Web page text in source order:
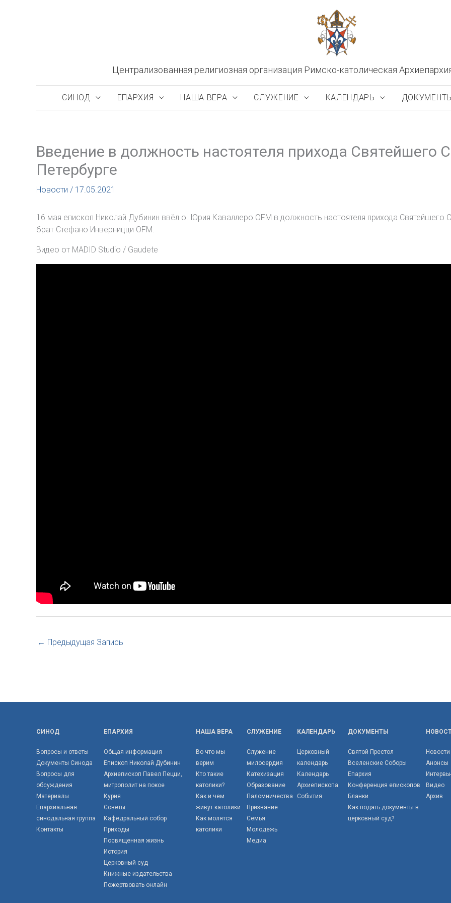
Централизованная религиозная организация Римско-католическая
СИНОД ЕПАРХИЯ НАША ВЕРА СЛУЖЕНИЕ КАЛЕНДАРЬ
Введение в должность настоятеля прихода Святейшего
Петербурге
Новости / 17.05.2021
16 мая епископ Николай Дубинин ввёл о. Юрия Каваллеро OFM в должность настоятеля прихода Святейшего
брат Стефано Инверницци OFM.
Видео от MADID Studio / Gaudete
← Предыдущая Запись
СИНОД
Вопросы и ответы
Документы Синода
Вопросы для
обсуждения
Материалы
Епархиальная
синодальная группа
Контакты
ЕПАРХИЯ
Общая информация
Епископ Николай Дубинин
Архиепископ Павел Пецци,
митрополит на покое
Курия
Советы
Кафедральный собор
Приходы
Посвященная жизнь
История
Церковный суд
Книжные издательства
Пожертвовать онлайн
НАША ВЕРА
Во что мы
верим
Кто такие
католики?
Как и чем
живут католики
Как молятся
католики
СЛУЖЕНИЕ
Служение
милосердия
Катехизация
Образование
Паломничества
Призвание
Семья
Молодежь
Медиа
КАЛЕНДАРЬ
Церковный
календарь
Календарь
Архиепископа
События
ДОКУМЕНТЫ
Святой Престол
Вселенские Соборы
Епархия
Конференция епископов
Бланки
Как подать документы в
церковный суд?
Новости
Анонсы
Видео
Архив